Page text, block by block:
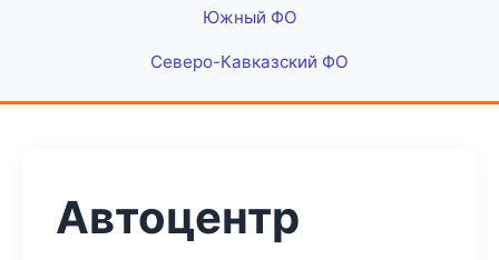
Южный ФО
Северо-Кавказский ФО
Автоцентр